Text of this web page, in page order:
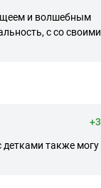
и волшебным
с со своими
+3
детками также могу